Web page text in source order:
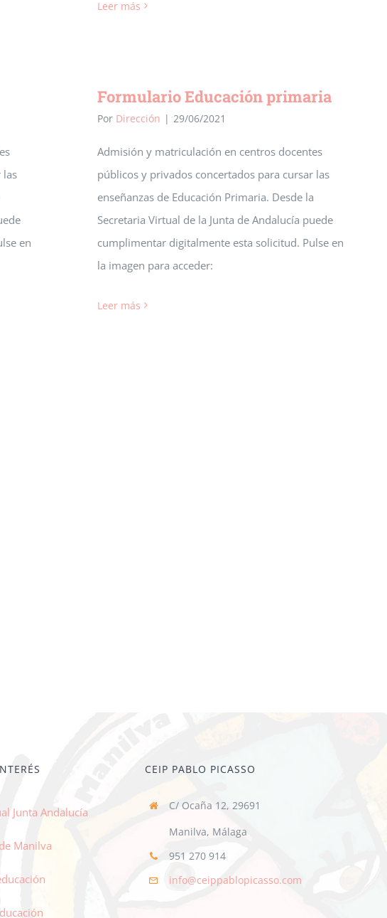
Leer más
las
en
Formulario Educación primaria
Por Dirección | 29/06/2021
Admisión y matriculación en centros docentes
públicos y privados concertados para cursar las
enseñanzas de Educación Primaria. Desde la
Secretaria Virtual de la Junta de Andalucía puede
cumplimentar digitalmente esta solicitud. Pulse en
la imagen para acceder:
Leer más
Junta Andalucía
Manilva
CEIP PABLO PICASSO
C/ Ocaña 12, 29691
Manilva, Málaga
951 270 914
info@ceippablopicasso.com